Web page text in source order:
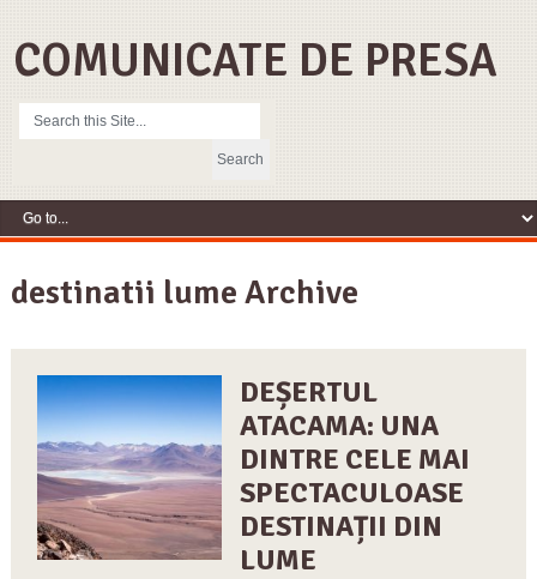
COMUNICATE DE PRESA
destinatii lume Archive
DEȘERTUL
ATACAMA: UNA
DINTRE CELE MAI
SPECTACULOASE
DESTINAȚII DIN
LUME